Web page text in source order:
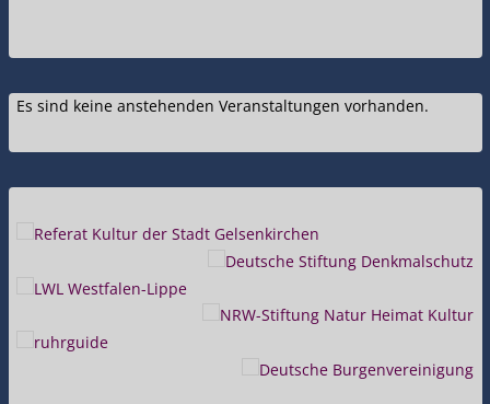
Es sind keine anstehenden Veranstaltungen vorhanden.